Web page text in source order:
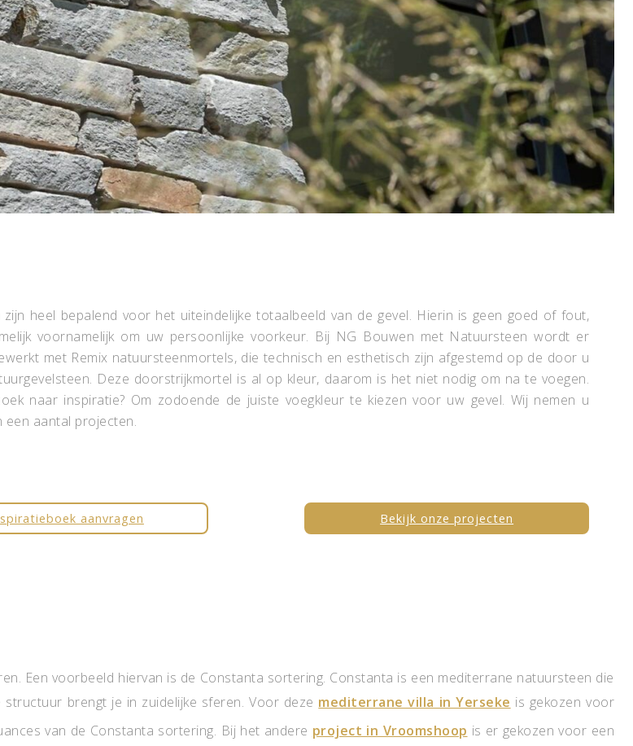
zijn heel bepalend voor het uiteindelijke totaalbeeld van de gevel. Hierin is geen goed of fout,
voornamelijk om uw persoonlijke voorkeur. Bij NG Bouwen met Natuursteen wordt er
met Remix natuursteenmortels, die technisch en esthetisch zijn afgestemd op de door u
Deze doorstrijkmortel is al op kleur, daarom is het niet nodig om na te voegen.
naar inspiratie? Om zodoende de juiste voegkleur te kiezen voor uw gevel. Wij nemen u
een aantal projecten.
aanvragen Bekijk onze projecten
Een voorbeeld hiervan is de Constanta sortering. Constanta is een mediterrane natuursteen die
brengt je in zuidelijke sferen. Voor deze mediterrane villa in Yerseke is gekozen voor
van de Constanta sortering. Bij het andere project in Vroomshoop is er gekozen voor een